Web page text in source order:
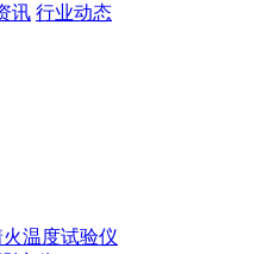
讯 行业动态
温度试验仪